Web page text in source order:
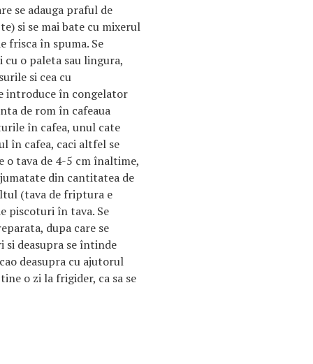
se adauga praful de
si se mai bate cu mixerul
frisca în spuma. Se
cu o paleta sau lingura,
si cea cu
introduce în congelator
de rom în cafeaua
în cafea, unul cate
în cafea, caci altfel se
o tava de 4-5 cm înaltime,
din cantitatea de
(tava de friptura e
piscoturi în tava. Se
dupa care se
si deasupra se întinde
deasupra cu ajutorul
o zi la frigider, ca sa se